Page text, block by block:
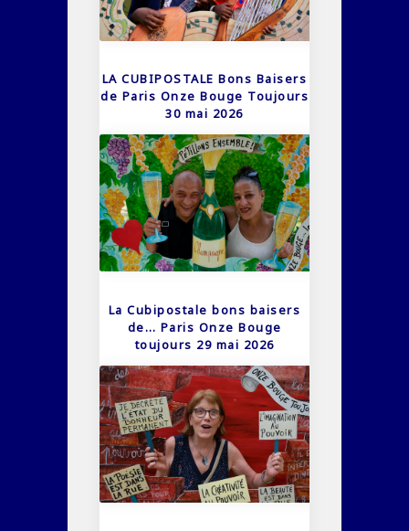
LA CUBIPOSTALE Bons Baisers
de Paris Onze Bouge Toujours
30 mai 2026
La Cubipostale bons baisers
de… Paris Onze Bouge
toujours 29 mai 2026